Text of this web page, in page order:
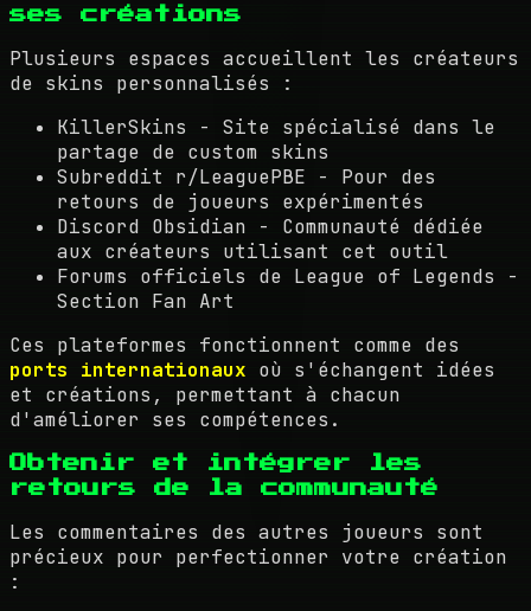
ses créations
Plusieurs espaces accueillent les créateurs
de skins personnalisés :
KillerSkins - Site spécialisé dans le
partage de custom skins
Subreddit r/LeaguePBE - Pour des
retours de joueurs expérimentés
Discord Obsidian - Communauté dédiée
aux créateurs utilisant cet outil
Forums officiels de League of Legends -
Section Fan Art
Ces plateformes fonctionnent comme des
ports internationaux où s'échangent idées
et créations, permettant à chacun
d'améliorer ses compétences.
Obtenir et intégrer les
retours de la communauté
Les commentaires des autres joueurs sont
précieux pour perfectionner votre création
: